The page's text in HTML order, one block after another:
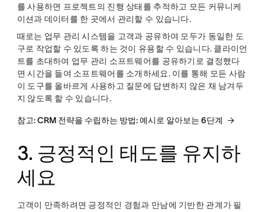
를 사용하면 프로젝트의 진행 상태를 추적하고 모든 커뮤니케
이션과 데이터를 한 곳에서 관리할 수 있습니다.
때로는 업무 관리 시스템을 고객과 공유하여 모두가 동일한 도
구로 작업할 수 있도록 하는 것이 유용할 수 있습니다. 클라이언
트를 초대하여 업무 관리 소프트웨어를 공유하기로 결정했다
면 시간을 들여 소프트웨어를 소개하세요. 이를 통해 모든 사람
이 도구를 올바르게 사용하고 질문에 답변하지 않은 채 남겨두
지 않도록 할 수 있습니다.
참고: CRM 전략을 수립하는 방법: 예시로 알아보는 6단계
3. 긍정적인 태도를 유지하
세요
고객이 만족하려면 긍정적인 경험과 만남에 기반한 관계가 필